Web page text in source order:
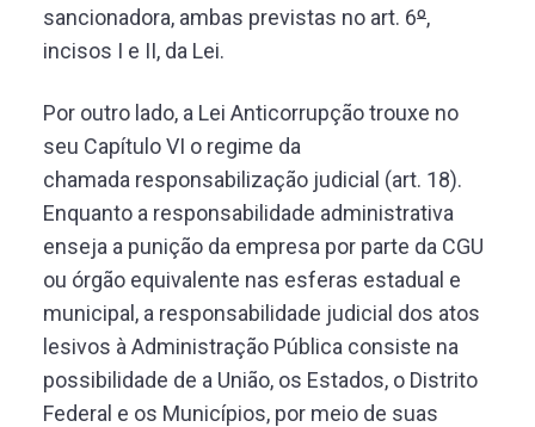
sancionadora, ambas previstas no art. 6º,
incisos I e II, da Lei.
Por outro lado, a Lei Anticorrupção trouxe no
seu Capítulo VI o regime da
chamada responsabilização judicial (art. 18).
Enquanto a responsabilidade administrativa
enseja a punição da empresa por parte da CGU
ou órgão equivalente nas esferas estadual e
municipal, a responsabilidade judicial dos atos
lesivos à Administração Pública consiste na
possibilidade de a União, os Estados, o Distrito
Federal e os Municípios, por meio de suas